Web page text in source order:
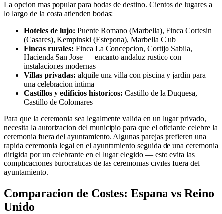
La opcion mas popular para bodas de destino. Cientos de lugares a
lo largo de la costa atienden bodas:
Hoteles de lujo: Puente Romano (Marbella), Finca Cortesin
(Casares), Kempinski (Estepona), Marbella Club
Fincas rurales: Finca La Concepcion, Cortijo Sabila,
Hacienda San Jose — encanto andaluz rustico con
instalaciones modernas
Villas privadas: alquile una villa con piscina y jardin para
una celebracion intima
Castillos y edificios historicos: Castillo de la Duquesa,
Castillo de Colomares
Para que la ceremonia sea legalmente valida en un lugar privado,
necesita la autorizacion del municipio para que el oficiante celebre la
ceremonia fuera del ayuntamiento. Algunas parejas prefieren una
rapida ceremonia legal en el ayuntamiento seguida de una ceremonia
dirigida por un celebrante en el lugar elegido — esto evita las
complicaciones burocraticas de las ceremonias civiles fuera del
ayuntamiento.
Comparacion de Costes: Espana vs Reino
Unido